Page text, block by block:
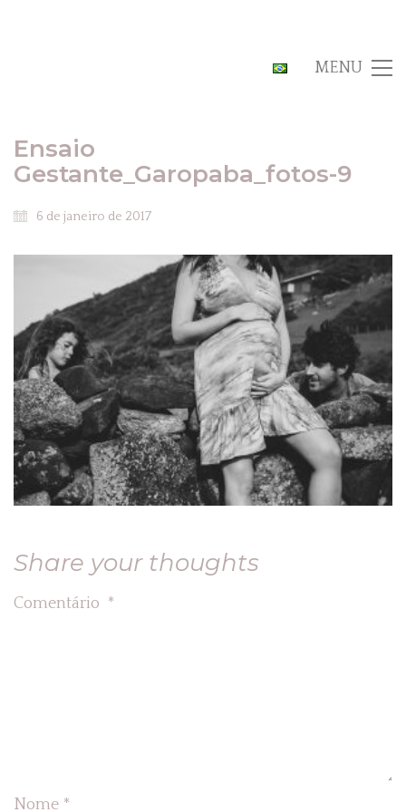
MENU
Ensaio
Gestante_Garopaba_fotos-9
6 de janeiro de 2017
Share your thoughts
Comentário *
Nome *